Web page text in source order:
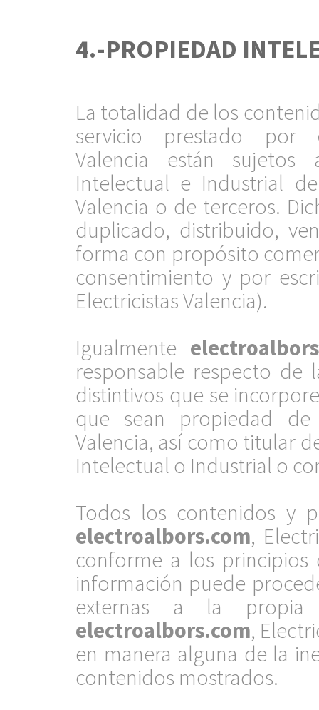
4.-PROPIEDAD
La totalidad de los
servicio prestado por
Valencia están
Intelectual e Industrial
Valencia o de terceros.
duplicado, distribuido,
forma con propósito
consentimiento y por
Electricistas Valencia).
Igualmente
responsable respecto de
distintivos que se
que sean propiedad
Valencia, así como titular
Intelectual o Industrial o
Todos los contenidos y
electroalbors.com,
conforme a los
información puede
externas a la
electroalbors.com,
en manera alguna de la
contenidos mostrados.